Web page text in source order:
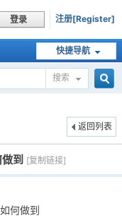
登录 注册[Register]
快捷导航
搜索
返回列表
到 [复制链接]
何做到